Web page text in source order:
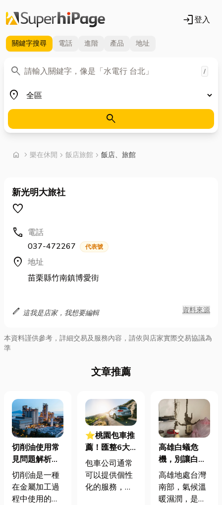
login登入
關鍵字搜尋 電話 進階 產品 地址
search
關鍵字 /
place
地區
search
home chevron_right 首頁
樂在休閒 chevron_right 飯店旅館 chevron_right 飯店、旅館
新光明大旅社
favorite
call 電話
037-472267
代表號
location_on 地址
苗栗縣竹南鎮博愛街
edit 這我是店家，我想要編輯 資料來源
本資料謹供參考，詳細交易及服務內容，請依與店家實際交易協議為
準
文章推薦
切削油使用常
見問題解析，
讓金屬加工更
高效耐用
切削油是一種
在金屬加工過
程中使用的潤
⭐桃園包車推
薦！匯整6大
桃園人氣包車
桃園包車的行
情價格？需要
付小費嗎？
包車公司通常
可以提供個性
化的服務，根
高雄白蟻危
機，別讓白蟻
吞噬你的家！
高雄地處台灣
南部，氣候溫
暖濕潤，是白